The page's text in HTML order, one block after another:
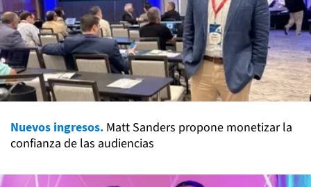
Nuevos ingresos. Matt Sanders propone monetizar la
confianza de las audiencias